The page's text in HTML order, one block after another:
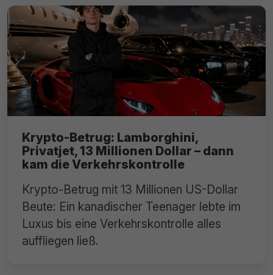
Krypto-Betrug: Lamborghini,
Privatjet, 13 Millionen Dollar – dann
kam die Verkehrskontrolle
Krypto-Betrug mit 13 Millionen US-Dollar
Beute: Ein kanadischer Teenager lebte im
Luxus bis eine Verkehrskontrolle alles
auffliegen ließ.